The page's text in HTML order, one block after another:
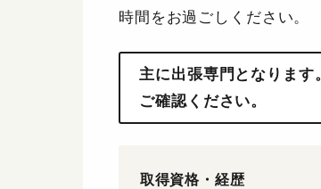
時間をお過ごしください。
主に出張専門となりま
ご確認ください。
取得資格・経歴